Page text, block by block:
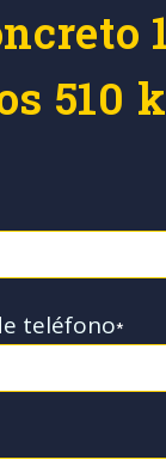
510
teléfono*